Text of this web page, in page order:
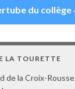
du collège
LA TOURETTE
de la Croix-Rousse